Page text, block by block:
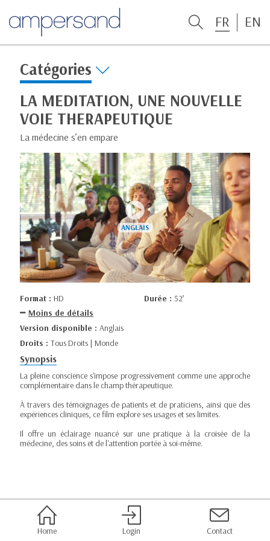
FR EN
Catégories
LA MEDITATION, UNE NOUVELLE
VOIE THERAPEUTIQUE
La médecine s’en empare
Format : HD Durée : 52’
Moins de détails
Version disponible : Anglais
Droits : Tous Droits | Monde
Synopsis
La pleine conscience s'impose progressivement comme une approche
complémentaire dans le champ thérapeutique.
À travers des témoignages de patients et de praticiens, ainsi que des
expériences cliniques, ce film explore ses usages et ses limites.
Il offre un éclairage nuancé sur une pratique à la croisée de la
médecine, des soins et de l'attention portée à soi-même.
Home Login Contact